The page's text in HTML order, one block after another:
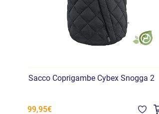
Sacco Coprigambe Cybex Snogga 2
99,95€